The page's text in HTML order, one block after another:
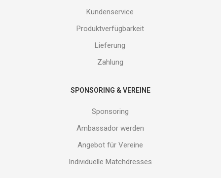
Kundenservice
Produktverfügbarkeit
Lieferung
Zahlung
SPONSORING & VEREINE
Sponsoring
Ambassador werden
Angebot für Vereine
Individuelle Matchdresses